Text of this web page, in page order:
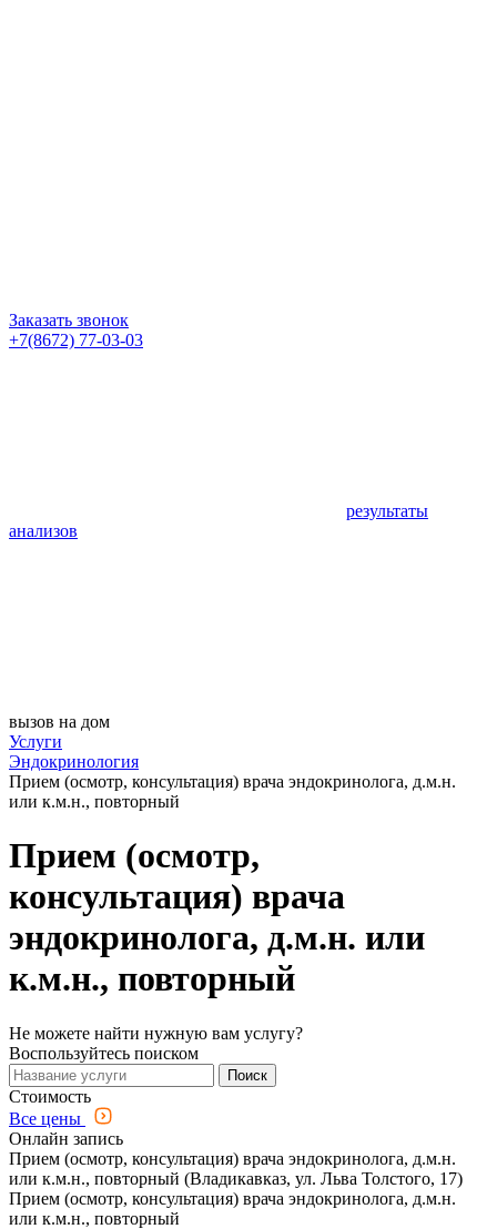
Заказать звонок
+7(8672) 77-03-03
результаты
анализов
вызов на дом
Услуги
Эндокринология
Прием (осмотр, консультация) врача эндокринолога, д.м.н.
или к.м.н., повторный
Прием (осмотр,
консультация) врача
эндокринолога, д.м.н. или
к.м.н., повторный
Не можете найти нужную вам услугу?
Воспользуйтесь поиском
Поиск
Стоимость
Все цены
Онлайн запись
Прием (осмотр, консультация) врача эндокринолога, д.м.н.
или к.м.н., повторный (Владикавказ, ул. Льва Толстого, 17)
Прием (осмотр, консультация) врача эндокринолога, д.м.н.
или к.м.н., повторный